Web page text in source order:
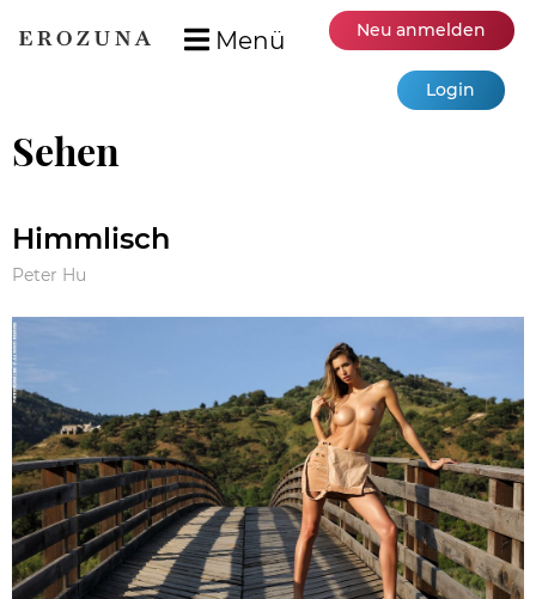
Menü Neu anmelden
Login
Sehen
Himmlisch
Peter Hu